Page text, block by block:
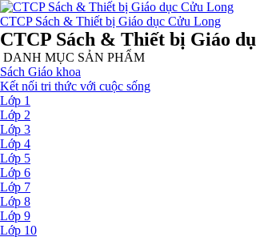
CTCP Sách & Thiết bị Giáo dục Cửu Long
CTCP Sách & Thiết bị Giáo
DANH MỤC SẢN PHẨM
Sách Giáo khoa
Kết nối tri thức với cuộc sống
Lớp 1
Lớp 2
Lớp 3
Lớp 4
Lớp 5
Lớp 6
Lớp 7
Lớp 8
Lớp 9
Lớp 10